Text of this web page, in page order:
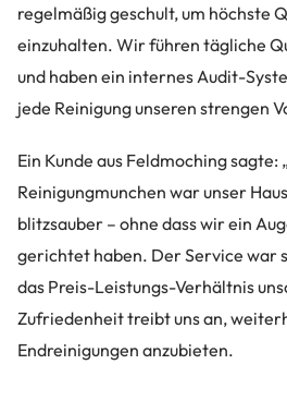
regelmäßig geschult, um höchste
einzuhalten. Wir führen tägliche
und haben ein internes Audit-
jede Reinigung unseren strengen
Ein Kunde aus Feldmoching sagte:
Reinigungmunchen war unser
blitzsauber – ohne dass wir ein
gerichtet haben. Der Service war
das Preis-Leistungs-Verhältnis
Zufriedenheit treibt uns an,
Endreinigungen anzubieten.